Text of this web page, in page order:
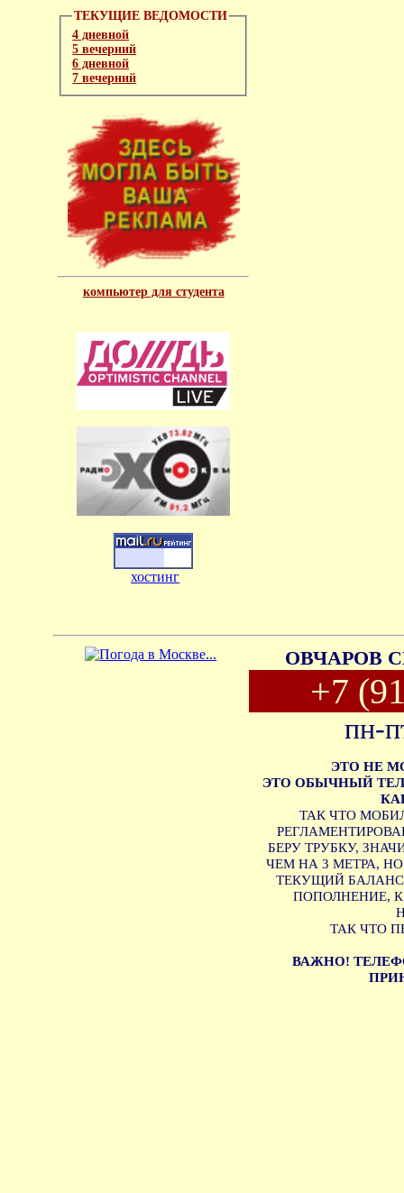
ТЕКУЩИЕ ВЕДОМОСТИ
4 дневной
5 вечерний
6 дневной
7 вечерний
компьютер для студента
хостинг
ОВЧАРОВ
+7
пн-
ЭТО НЕ
ЭТО ОБЫЧНЫЙ
ТАК ЧТО
БЕРУ ТРУБКУ,
ЧЕМ НА 3 МЕТРА,
ТЕКУЩИЙ
ПОПОЛНЕНИЕ,
ТАК ЧТО
ВАЖНО!